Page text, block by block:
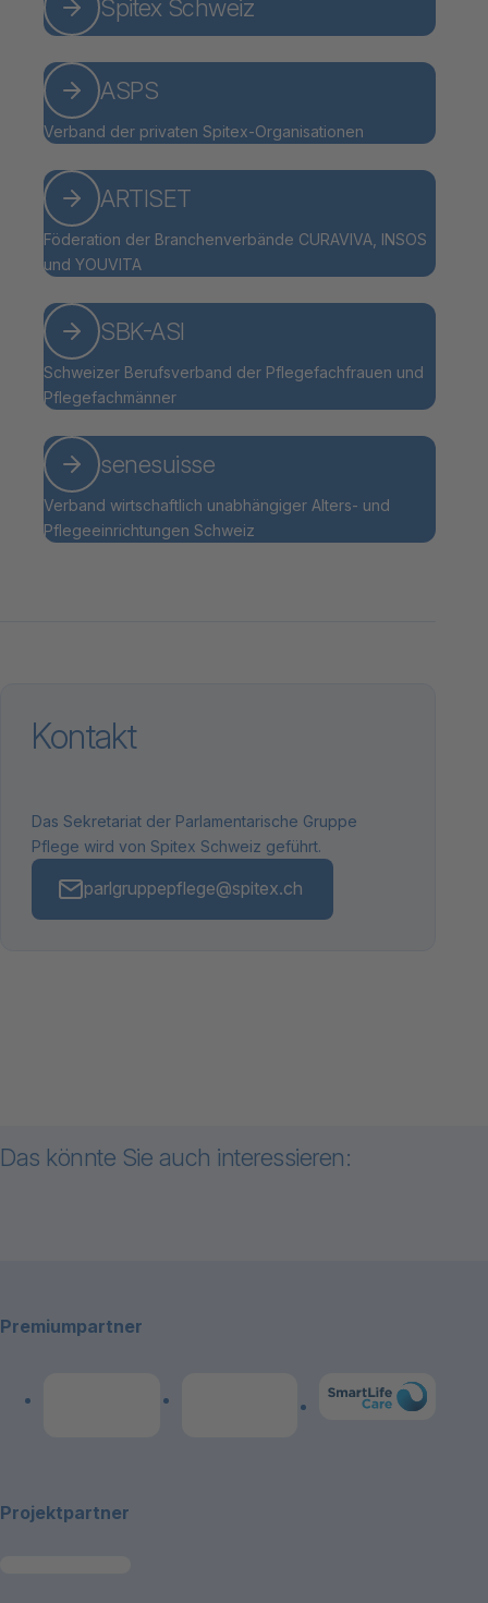
Spitex Schweiz
ASPS
Verband der privaten Spitex-Organisationen
ARTISET
Föderation der Branchenverbände CURAVIVA, INSOS
und YOUVITA
SBK-ASI
Schweizer Berufsverband der Pflegefachfrauen und
Pflegefachmänner
senesuisse
Verband wirtschaftlich unabhängiger Alters- und
Pflegeeinrichtungen Schweiz
Kontakt
Das Sekretariat der Parlamentarische Gruppe
Pflege wird von Spitex Schweiz geführt.
parlgruppepflege@spitex.ch
Das könnte Sie auch interessieren:
Premiumpartner
Projektpartner